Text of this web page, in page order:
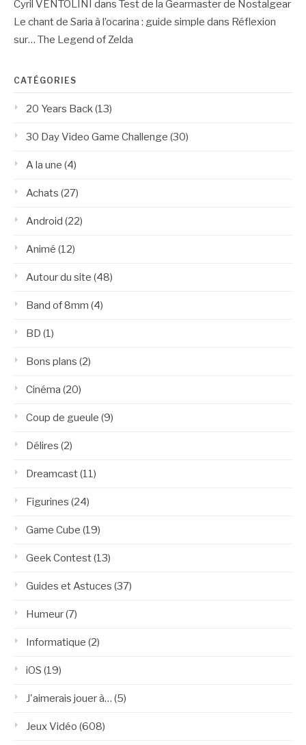
Cyril VENTOLINI dans Test de la Gearmaster de Nostalgear
Le chant de Saria à l’ocarina : guide simple dans Réflexion
sur… The Legend of Zelda
CATÉGORIES
20 Years Back(13)
30 Day Video Game Challenge (30)
A la une (4)
Achats (27)
Android (22)
Animé (12)
Autour du site (48)
Band of 8mm (4)
BD (1)
Bons plans (2)
Cinéma (20)
Coup de gueule (9)
Délires (2)
Dreamcast(11)
Figurines (24)
Game Cube (19)
Geek Contest(13)
Guides et Astuces (37)
Humeur(7)
Informatique (2)
iOS (19)
J'aimerais jouer à… (5)
Jeux Vidéo (608)